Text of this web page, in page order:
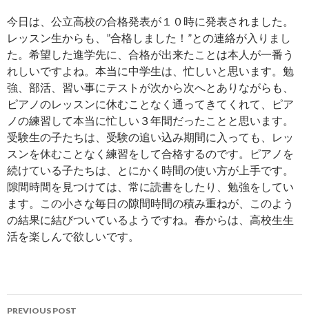
今日は、公立高校の合格発表が１０時に発表されました。
レッスン生からも、”合格しました！”との連絡が入りまし
た。希望した進学先に、合格が出来たことは本人が一番う
れしいですよね。本当に中学生は、忙しいと思います。勉
強、部活、習い事にテストが次から次へとありながらも、
ピアノのレッスンに休むことなく通ってきてくれて、ピア
ノの練習して本当に忙しい３年間だったことと思います。
受験生の子たちは、受験の追い込み期間に入っても、レッ
スンを休むことなく練習をして合格するのです。ピアノを
続けている子たちは、とにかく時間の使い方が上手です。
隙間時間を見つけては、常に読書をしたり、勉強をしてい
ます。この小さな毎日の隙間時間の積み重ねが、このよう
の結果に結びついているようですね。春からは、高校生生
活を楽しんで欲しいです。
Post
PREVIOUS POST